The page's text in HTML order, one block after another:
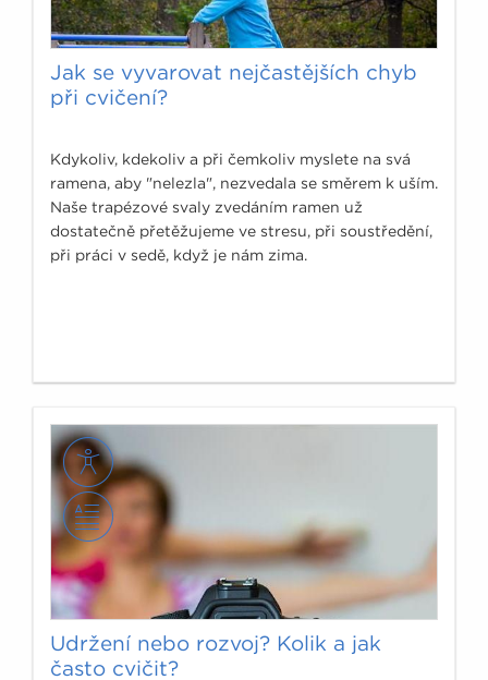
Jak se vyvarovat nejčastějších chyb
při cvičení?
Kdykoliv, kdekoliv a při čemkoliv myslete na svá
ramena, aby "nelezla", nezvedala se směrem k uším.
Naše trapézové svaly zvedáním ramen už
dostatečně přetěžujeme ve stresu, při soustředění,
při práci v sedě, když je nám zima.
Udržení nebo rozvoj? Kolik a jak
často cvičit?